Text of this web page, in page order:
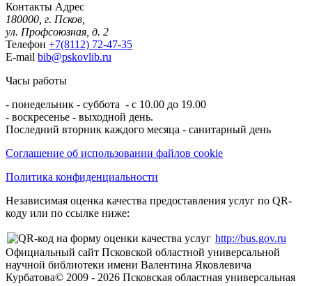
Контакты Адрес
180000, г. Псков,
ул. Профсоюзная, д. 2
Телефон +7(8112) 72-47-35
E-mail bib@pskovlib.ru
Часы работы
- понедельник - суббота - с 10.00 до 19.00
- воскресенье - выходной день.
Последний вторник каждого месяца - санитарный день
Соглашение об использовании файлов cookie
Политика конфиденциальности
Независимая оценка качества предоставления услуг по QR-
коду или по ссылке ниже:
http://bus.gov.ru
Официальный сайт Псковской областной универсальной
научной библиотеки имени Валентина Яковлевича
Курбатова© 2009 - 2026 Псковская областная универсальная